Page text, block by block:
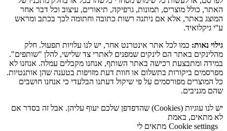
האתר, כולל מוצרים, תמונות, גרפיקה, תיאורים, עיצוב וכל דבר אחר
המוצג באתר, אלא אם ניתנה רשות כתובה וחתומה לכך בכתב ומראש
ע''י גיקלואיד.
גילוי נאות: כמו לכל אתר אינטרנט אחר, יש לנו עלויות תפעול. חלק
מהלינקים באתר הם לינקים שמפנים לאתרי צד שלישי, להלן "שותפים".
במידה ומתבצעת רכישה באתר השותף, אנחנו מקבלים עמלה. אנחנו לא
מפרסמים ביקורות בתשלום או חוות דעת מזויפות בטענה שהן אותנטיות.
כל המוצרים מפורסמים על פי שיקול דעתנו הבלעדי כי אנחנו חושבים
שהם מגניבים.
יש לנו עוגיות (Cookies) שהדפדפן שלכם יעוף עליהן. אבל זה בסדר אם
לא מתאים, באמת
Cookie settings מתאים לי